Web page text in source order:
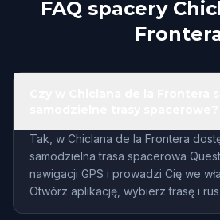
FAQ spacery
Tak, w Chiclana de la Frontera
samodzielna trasa spacerowa
nawigacji GPS i prowadzi Cię we
Otwórz aplikację, wybierz trasę i